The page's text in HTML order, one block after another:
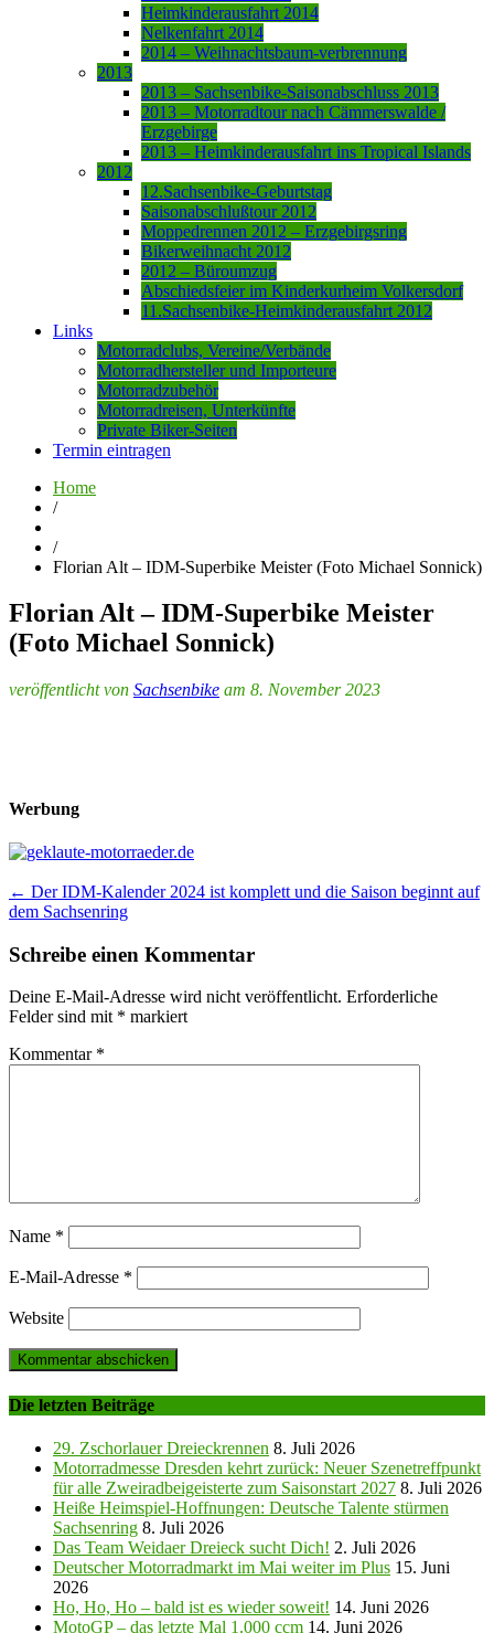
Heimkinderausfahrt 2014
Nelkenfahrt 2014
2014 – Weihnachtsbaum-verbrennung
2013
2013 – Sachsenbike-Saisonabschluss 2013
2013 – Motorradtour nach Cämmerswalde /
Erzgebirge
2013 – Heimkinderausfahrt ins Tropical Islands
2012
12.Sachsenbike-Geburtstag
Saisonabschlußtour 2012
Moppedrennen 2012 – Erzgebirgsring
Bikerweihnacht 2012
2012 – Büroumzug
Abschiedsfeier im Kinderkurheim Volkersdorf
11.Sachsenbike-Heimkinderausfahrt 2012
Links
Motorradclubs, Vereine/Verbände
Motorradhersteller und Importeure
Motorradzubehör
Motorradreisen, Unterkünfte
Private Biker-Seiten
Termin eintragen
Home
/
/
Florian Alt – IDM-Superbike Meister (Foto Michael Sonnick)
Florian Alt – IDM-Superbike Meister
(Foto Michael Sonnick)
veröffentlicht von Sachsenbike am 8. November 2023
Werbung
Post
navigation
← Der IDM-Kalender 2024 ist komplett und die Saison beginnt auf
dem Sachsenring
Schreibe einen Kommentar
Deine E-Mail-Adresse wird nicht veröffentlicht. Erforderliche
Felder sind mit * markiert
Kommentar *
Name *
E-Mail-Adresse *
Website
Die letzten Beiträge
29. Zschorlauer Dreieckrennen 8. Juli 2026
Motorradmesse Dresden kehrt zurück: Neuer Szenetreffpunkt
für alle Zweiradbeigeisterte zum Saisonstart 2027 8. Juli 2026
Heiße Heimspiel-Hoffnungen: Deutsche Talente stürmen
Sachsenring 8. Juli 2026
Das Team Weidaer Dreieck sucht Dich! 2. Juli 2026
Deutscher Motorradmarkt im Mai weiter im Plus 15. Juni
2026
Ho, Ho, Ho – bald ist es wieder soweit! 14. Juni 2026
MotoGP – das letzte Mal 1.000 ccm 14. Juni 2026